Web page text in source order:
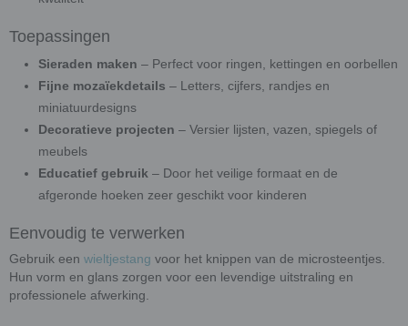
Toepassingen
Sieraden maken – Perfect voor ringen, kettingen en oorbellen
Fijne mozaïekdetails – Letters, cijfers, randjes en
miniatuurdesigns
Decoratieve projecten – Versier lijsten, vazen, spiegels of
meubels
Educatief gebruik – Door het veilige formaat en de
afgeronde hoeken zeer geschikt voor kinderen
Eenvoudig te verwerken
Gebruik een wieltjestang voor het knippen van de microsteentjes.
Hun vorm en glans zorgen voor een levendige uitstraling en
professionele afwerking.